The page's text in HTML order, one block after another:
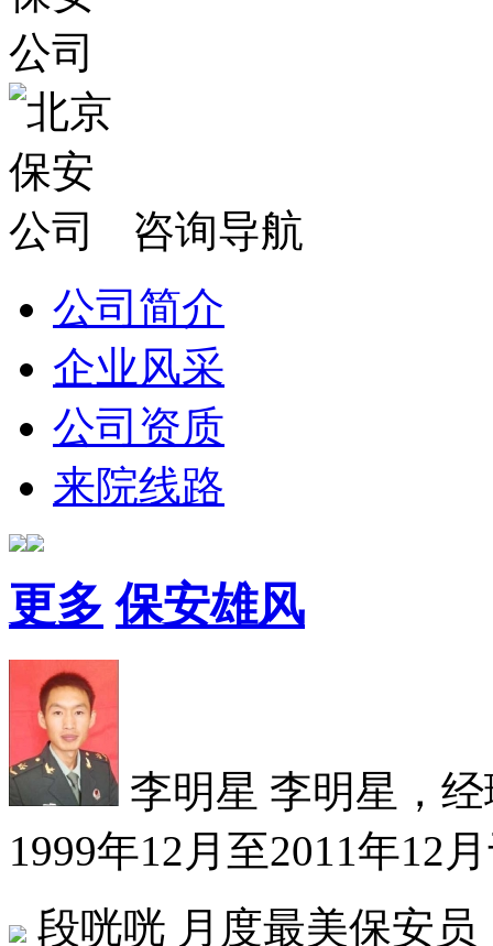
咨询导航
公司简介
企业风采
公司资质
来院线路
更多 保安雄风
李明星 李明星，
1999年12月至2011年12
段咣咣 月度最美保安